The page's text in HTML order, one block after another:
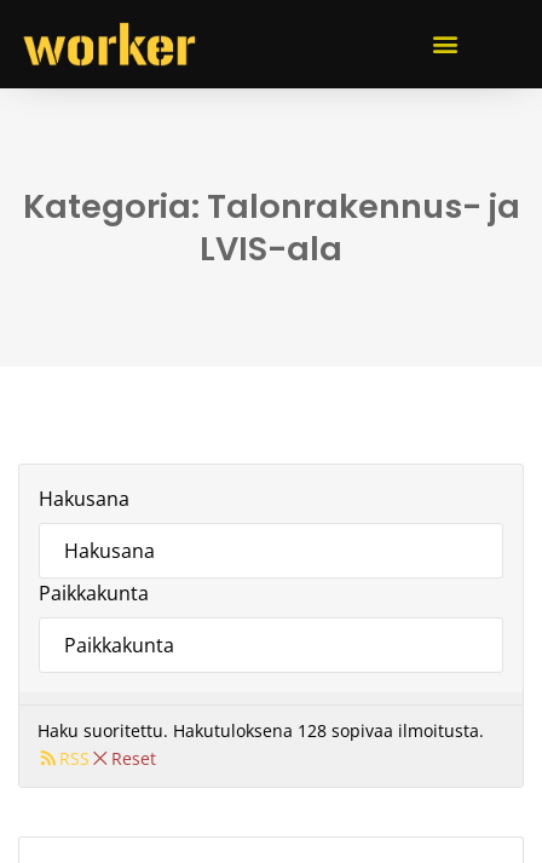
Kategoria: Talonrakennus- ja
LVIS-ala
Hakusana
Paikkakunta
Haku suoritettu. Hakutuloksena 128 sopivaa ilmoitusta.
Reset
RSS